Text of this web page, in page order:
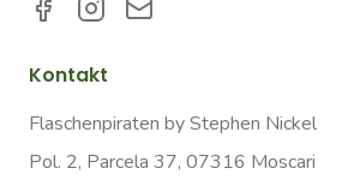
Kontakt
Flaschenpiraten by Stephen Nickel
Pol. 2, Parcela 37, 07316 Moscari